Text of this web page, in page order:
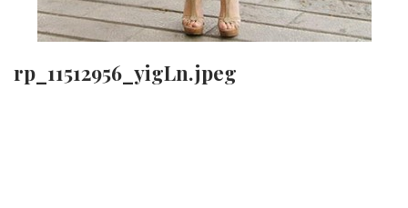
rp_11512956_yigLn.jpeg